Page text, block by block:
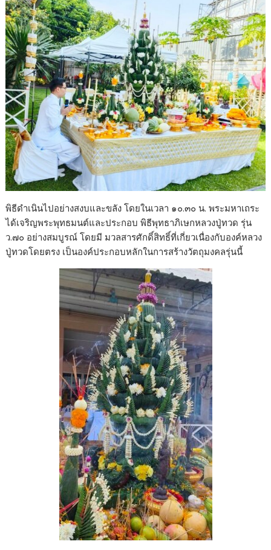
พิธีดำเนินไปอย่างสงบและขลัง โดยในเวลา ๑๐.๓๐ น. พระมหาเถระ
ได้เจริญพระพุทธมนต์และประกอบ พิธีพุทธาภิเษกหลวงปู่ทวด รุ่น
ว.๗๐ อย่างสมบูรณ์ โดยมี มวลสารศักดิ์สิทธิ์ที่เกี่ยวเนื่องกับองค์หลวง
ปู่ทวดโดยตรง เป็นองค์ประกอบหลักในการสร้างวัตถุมงคลรุ่นนี้